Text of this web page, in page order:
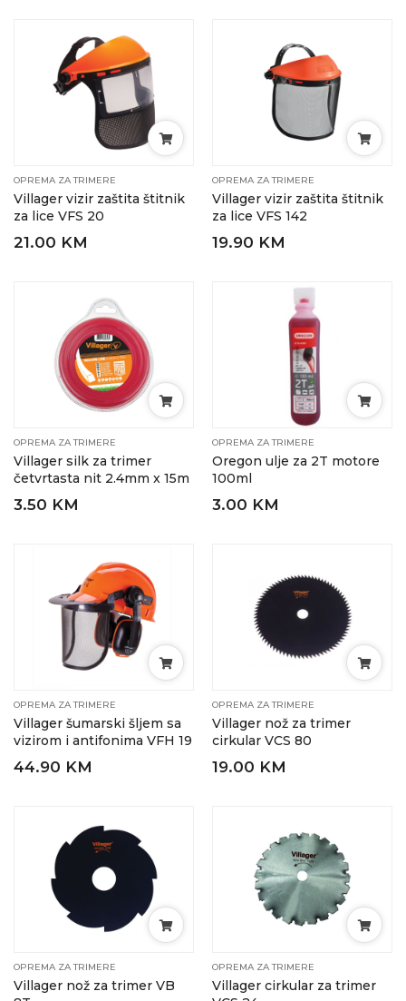
OPREMA ZA TRIMERE
Villager vizir zaštita štitnik
za lice VFS 20
21.00 KM
OPREMA ZA TRIMERE
Villager vizir zaštita štitnik
za lice VFS 142
19.90 KM
OPREMA ZA TRIMERE
Villager silk za trimer
četvrtasta nit 2.4mm x 15m
3.50 KM
OPREMA ZA TRIMERE
Oregon ulje za 2T motore
100ml
3.00 KM
OPREMA ZA TRIMERE
Villager šumarski šljem sa
vizirom i antifonima VFH 19
44.90 KM
OPREMA ZA TRIMERE
Villager nož za trimer
cirkular VCS 80
19.00 KM
OPREMA ZA TRIMERE
Villager nož za trimer VB
OPREMA ZA TRIMERE
Villager cirkular za trimer